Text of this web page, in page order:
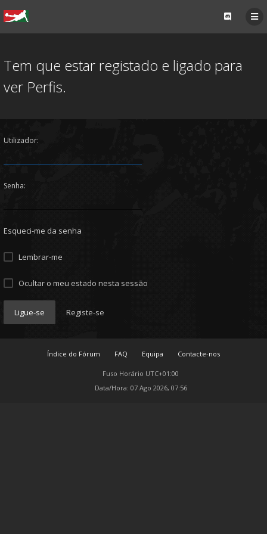
Tem que estar registado e ligado para
ver Perfis.
Utilizador:
Senha:
Esqueci-me da senha
Lembrar-me
Ocultar o meu estado nesta sessão
Ligue-se Registe-se
Índice do Fórum FAQ Equipa Contacte-nos
Fuso Horário UTC+01:00
Data/Hora: 07 Ago 2026, 07:56